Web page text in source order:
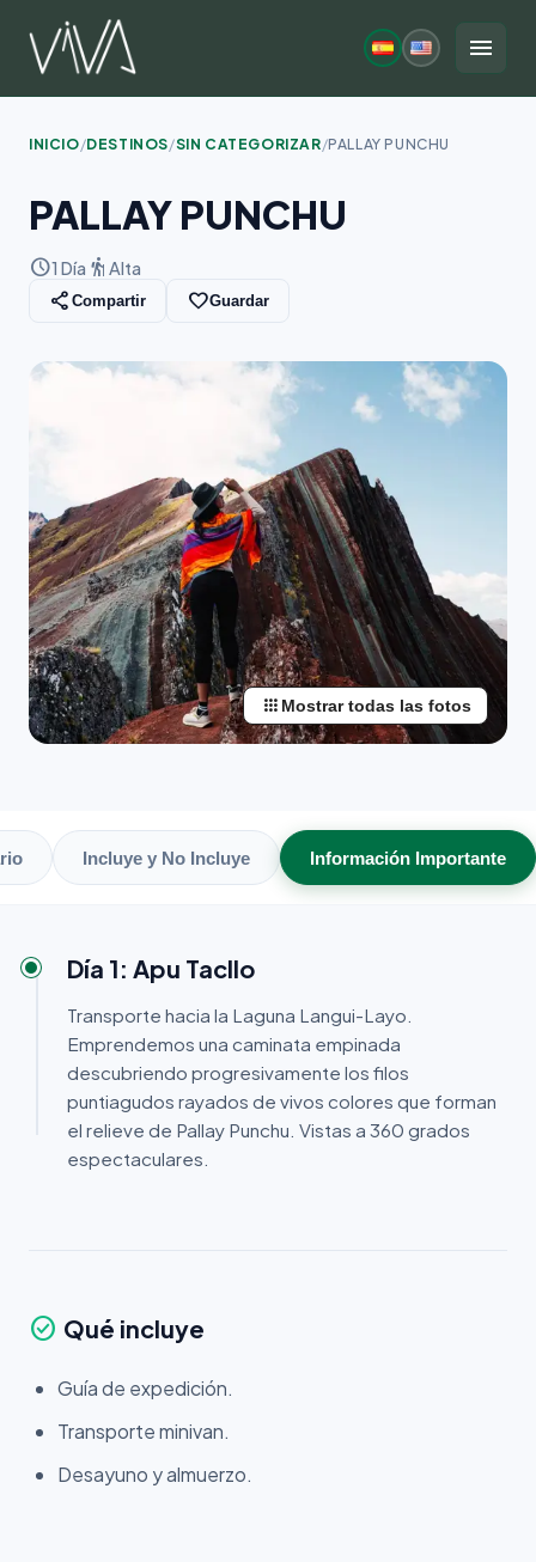
contenido
menu
INICIO/DESTINOS/SIN CATEGORIZAR/PALLAY PUNCHU
PALLAY PUNCHU
schedule1 Día hiking Alta
share Compartir favorite_borderGuardar
apps Mostrar todas las fotos
Incluye y No Incluye Información Importante
Día 1: Apu Tacllo
Transporte hacia la Laguna Langui-Layo.
Emprendemos una caminata empinada
descubriendo progresivamente los filos
puntiagudos rayados de vivos colores que forman
el relieve de Pallay Punchu. Vistas a 360 grados
espectaculares.
check_circle Qué incluye
Guía de expedición.
Transporte minivan.
Desayuno y almuerzo.